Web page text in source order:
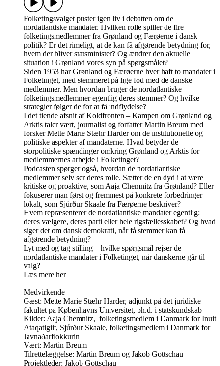
Folketingsvalget puster igen liv i debatten om de
nordatlantiske mandater. Hvilken rolle spiller de fire
folketingsmedlemmer fra Grønland og Færøerne i dansk
politik? Er det rimeligt, at de kan få afgørende betydning for,
hvem der bliver statsminister? Og ændrer den aktuelle
situation i Grønland vores syn på spørgsmålet?
Siden 1953 har Grønland og Færøerne hver haft to mandater i
Folketinget, med stemmeret på lige fod med de danske
medlemmer. Men hvordan bruger de nordatlantiske
folketingsmedlemmer egentlig deres stemmer? Og hvilke
strategier følger de for at få indflydelse?
I det tiende afsnit af Koldfronten – Kampen om Grønland og
Arktis taler vært, journalist og forfatter Martin Breum med
forsker Mette Marie Stæhr Harder om de institutionelle og
politiske aspekter af mandaterne. Hvad betyder de
storpolitiske spændinger omkring Grønland og Arktis for
medlemmernes arbejde i Folketinget?
Podcasten spørger også, hvordan de nordatlantiske
medlemmer selv ser deres rolle. Sætter de en dyd i at være
kritiske og proaktive, som Aaja Chemnitz fra Grønland? Eller
fokuserer man først og fremmest på konkrete forbedringer
lokalt, som Sjúrður Skaale fra Færøerne beskriver?
Hvem repræsenterer de nordatlantiske mandater egentlig:
deres vælgere, deres parti eller hele rigsfællesskabet? Og hvad
siger det om dansk demokrati, når få stemmer kan få
afgørende betydning?
Lyt med og tag stilling – hvilke spørgsmål rejser de
nordatlantiske mandater i Folketinget, når danskerne går til
valg?
Læs mere her
Medvirkende
Gæst: Mette Marie Stæhr Harder, adjunkt på det juridiske
fakultet på Københavns Universitet, ph.d. i statskundskab
Kilder: Aaja Chemnitz, folketingsmedlem i Danmark for Inuit
Ataqatigiit, Sjúrður Skaale, folketingsmedlem i Danmark for
Javnaðarflokkurin
Vært: Martin Breum
Tilrettelæggelse: Martin Breum og Jakob Gottschau
Projektleder: Jakob Gottschau